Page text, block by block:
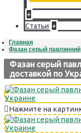
+
Статьи +
Главная
Фазан серый павлинний
Фазан серый
доставкой по
Нажмите на